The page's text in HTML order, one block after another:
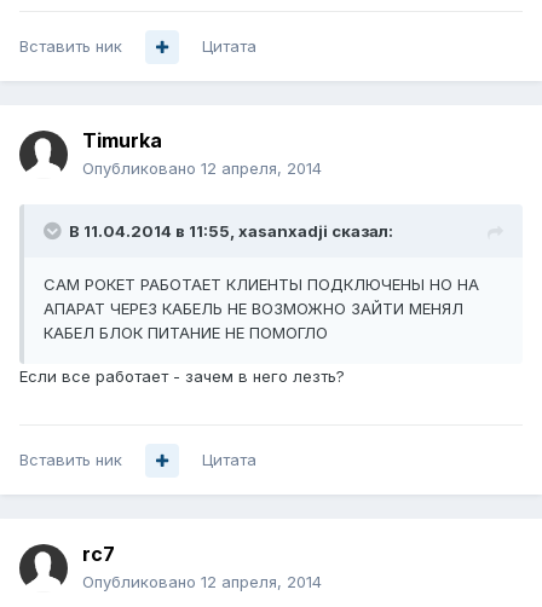
Вставить ник Цитата
Timurka
Опубликовано 12 апреля, 2014
В 11.04.2014 в 11:55, xasanxadji сказал:
САМ РОКЕТ РАБОТАЕТ КЛИЕНТЫ ПОДКЛЮЧЕНЫ НО НА
АПАРАТ ЧЕРЕЗ КАБЕЛЬ НЕ ВОЗМОЖНО ЗАЙТИ МЕНЯЛ
КАБЕЛ БЛОК ПИТАНИЕ НЕ ПОМОГЛО
Если все работает - зачем в него лезть?
Вставить ник Цитата
rc7
Опубликовано 12 апреля, 2014